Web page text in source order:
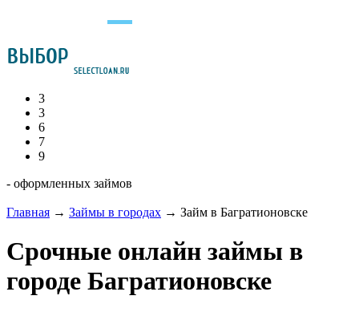
3
3
6
7
9
- оформленных займов
Главная → Займы в городах → Займ в Багратионовске
Срочные онлайн займы в
городе Багратионовске